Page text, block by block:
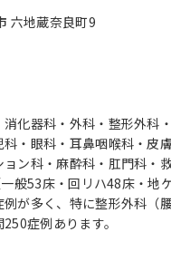
六地蔵奈良町9
消化器科・外科・整形外科
・眼科・耳鼻咽喉科・皮
ン科・麻酔科・肛門科・
般53床・回リハ48床・地
が多く、特に整形外科（
250症例あります。